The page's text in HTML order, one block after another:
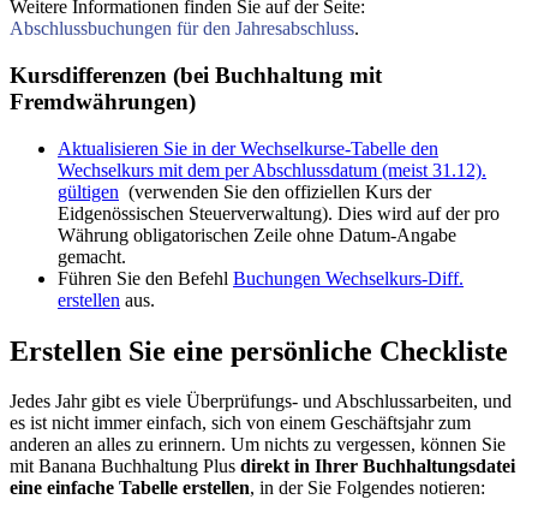
Weitere Informationen finden Sie auf der Seite:
Abschlussbuchungen für den Jahresabschluss.
Kursdifferenzen (bei Buchhaltung mit
Fremdwährungen)
Aktualisieren Sie in der Wechselkurse-Tabelle den
Wechselkurs mit dem per Abschlussdatum (meist 31.12).
gültigen (verwenden Sie den offiziellen Kurs der
Eidgenössischen Steuerverwaltung). Dies wird auf der pro
Währung obligatorischen Zeile ohne Datum-Angabe
gemacht.
Führen Sie den Befehl Buchungen Wechselkurs-Diff.
erstellen aus.
Erstellen Sie eine persönliche Checkliste
Jedes Jahr gibt es viele Überprüfungs- und Abschlussarbeiten, und
es ist nicht immer einfach, sich von einem Geschäftsjahr zum
anderen an alles zu erinnern. Um nichts zu vergessen, können Sie
mit Banana Buchhaltung Plus direkt in Ihrer Buchhaltungsdatei
eine einfache Tabelle erstellen, in der Sie Folgendes notieren: